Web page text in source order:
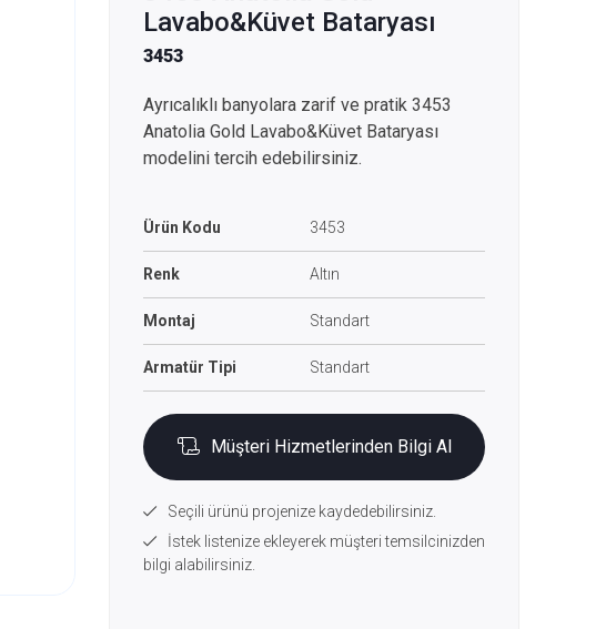
Lavabo&Küvet Bataryası
3453
Ayrıcalıklı banyolara zarif ve pratik 3453
Anatolia Gold Lavabo&Küvet Bataryası
modelini tercih edebilirsiniz.
Ürün Kodu 3453
Renk Altın
Montaj Standart
Armatür Tipi Standart
Müşteri Hizmetlerinden Bilgi Al
Seçili ürünü projenize kaydedebilirsiniz.
İstek listenize ekleyerek müşteri temsilcinizden
bilgi alabilirsiniz.